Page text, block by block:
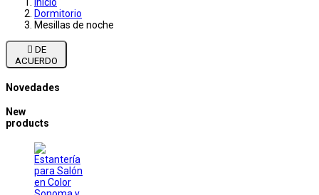
Inicio
Dormitorio
Mesillas de noche

ACUERDO
Novedades
New
products